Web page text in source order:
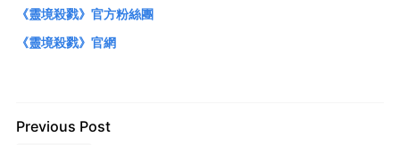
《靈境殺戮》官方粉絲團
《靈境殺戮》官網
Previous Post